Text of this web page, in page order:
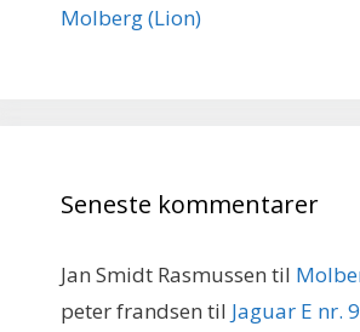
Molberg (Lion)
Seneste kommentarer
Jan Smidt Rasmussen til
peter frandsen til Jaguar E nr.